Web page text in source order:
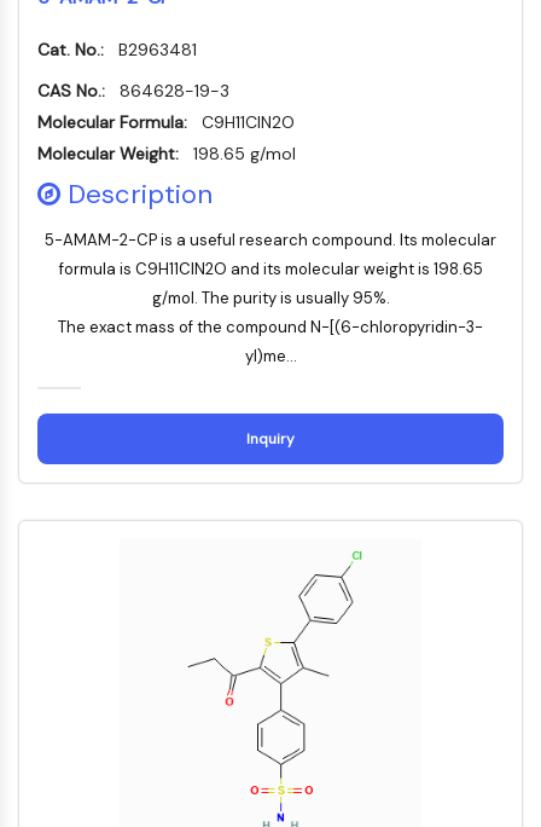
MÉDICAMENT/ADC LIÉ
Conjugué anticorps-médicament/ADC lié
Conjugués anticorps-oligonucléotides
Conjugués peptide-médicament PDCs
Conjugués anticorps-médicament
Conjugués radiopharmaceutiques
(RDCs)
Charge utile d'ADC
Conjugués médicament-lien pour ADC
ÉPIGÉNÉTIQUE
Épigénétique
Méthylation de l'ADN
ARN non codant
Kinase sérine/thréonine associée aux
Cat. No.:
B2963481
CAS No.:
864628-19-3
Molecular Formula:
C9H11ClN2O
Molecular Weight:
198.65 g/mol
Description
5-AMAM-2-CP is a useful research compound. Its molecular
formula is C9H11ClN2O and its molecular weight is 198.65
g/mol. The purity is usually 95%.
The exact mass of the compound N-[(6-chloropyridin-3-
yl)me...
Inquiry